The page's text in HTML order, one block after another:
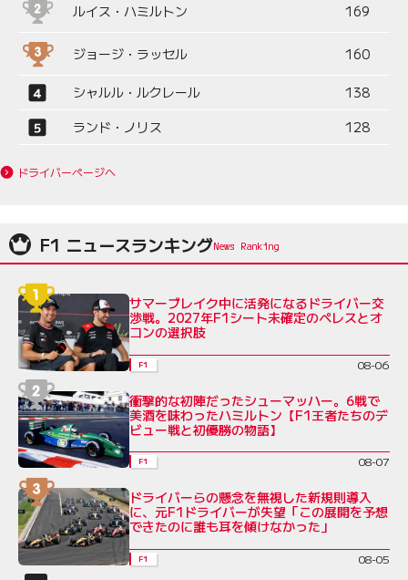
ルイス・ハミルトン 169
ジョージ・ラッセル 160
シャルル・ルクレール
138
ランド・ノリス
128
ドライバーページへ
F1 ニュースランキング
サマーブレイク中に活発になるドライバー交
渉戦。2027年F1シート未確定のペレスとオ
コンの選択肢
F1 08-06
衝撃的な初陣だったシューマッハー。6戦で
美酒を味わったハミルトン【F1王者たちのデ
ビュー戦と初優勝の物語】
F1 08-07
ドライバーらの懸念を無視した新規則導入
に、元F1ドライバーが失望「この展開を予想
できたのに誰も耳を傾けなかった」
F1 08-05